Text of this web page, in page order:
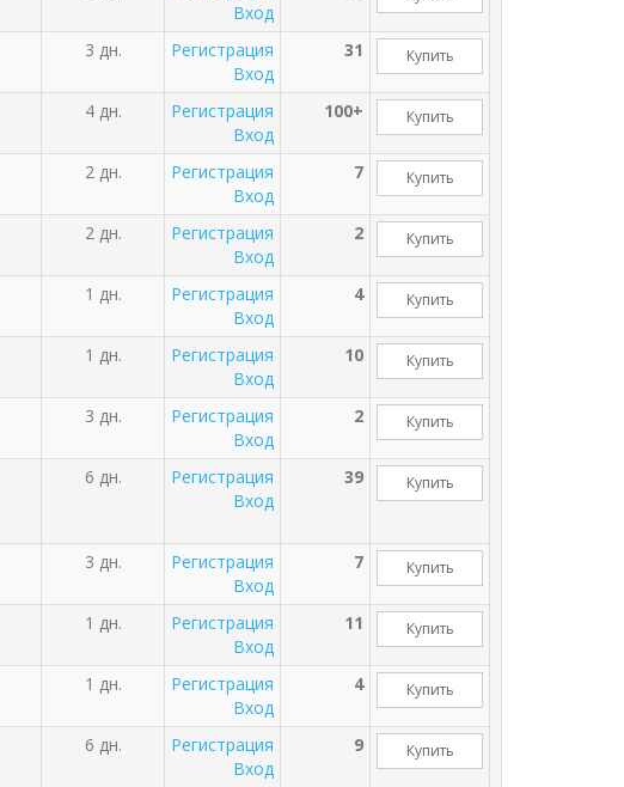
Вход
3 дн.
Регистрация
Вход
31 Купить
4 дн.
Регистрация
Вход
100+ Купить
2 дн.
Регистрация
Вход
7 Купить
2 дн.
Регистрация
Вход
2 Купить
1 дн.
Регистрация
Вход
4 Купить
1 дн.
Регистрация
Вход
10 Купить
3 дн.
Регистрация
Вход
2 Купить
6 дн.
Регистрация
Вход
39 Купить
3 дн.
Регистрация
Вход
7 Купить
1 дн.
Регистрация
Вход
11 Купить
1 дн.
Регистрация
Вход
4 Купить
6 дн.
Регистрация
Вход
9 Купить